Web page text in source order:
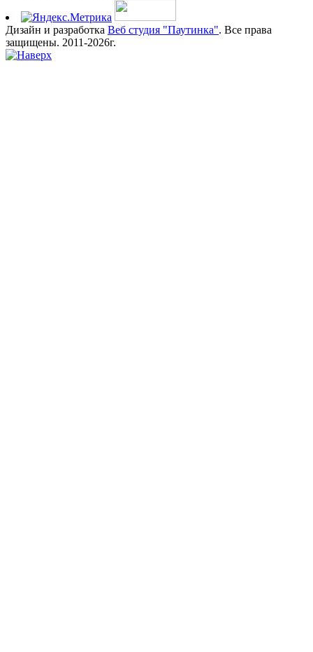
Дизайн и разработка Веб студия "Паутинка". Все права
защищены. 2011-2026г.